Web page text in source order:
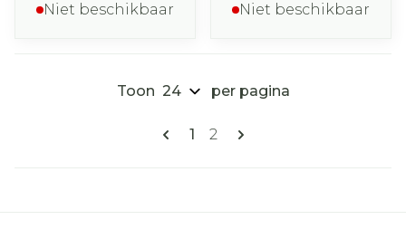
Niet beschikbaar Niet beschikbaar
Pagina's
U lees momenteel pagina
1 Pagina
2
Toon per pagina